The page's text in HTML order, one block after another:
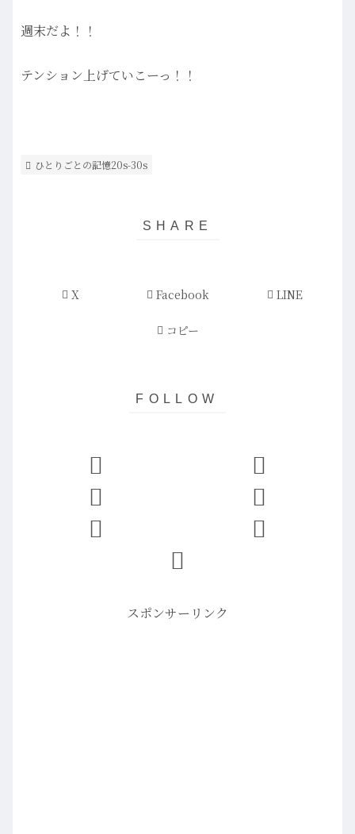
週末だよ！！
テンション上げていこーっ！！
ひとりごとの記憶20s-30s
X Facebook LINE
コピー
スポンサーリンク